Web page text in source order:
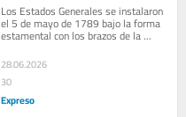
Los Estados Generales se instalaron
el 5 de mayo de 1789 bajo la forma
estamental con los brazos de la
muy pronto...
28.06.2026
30
Expreso